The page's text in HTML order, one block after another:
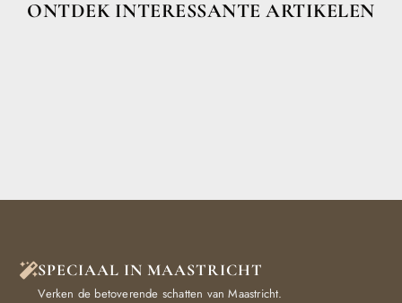
ONTDEK INTERESSANTE ARTIKELEN
SPECIAAL IN MAASTRICHT
Verken de betoverende schatten van Maastricht.